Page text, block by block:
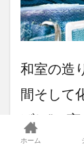
和室の造
間そして
げし”と
化粧モー
ホーム